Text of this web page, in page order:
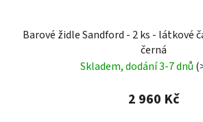
Barové židle Sandford - 2 ks - látkové
černá
Skladem, dodání 3-7 dnů
2 960 Kč